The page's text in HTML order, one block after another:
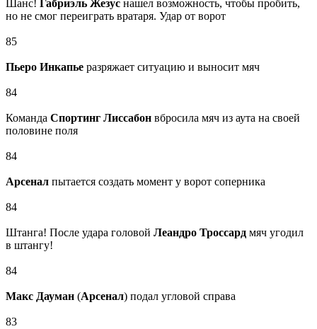
Шанс! Габриэль Жезус нашел возможность, чтобы пробить,
но не смог переиграть вратаря. Удар от ворот
85
Пьеро Инкапье разряжает ситуацию и выносит мяч
84
Команда Спортинг Лиссабон вбросила мяч из аута на своей
половине поля
84
Арсенал пытается создать момент у ворот соперника
84
Штанга! После удара головой Леандро Троссард мяч угодил
в штангу!
84
Макс Дауман (Арсенал) подал угловой справа
83